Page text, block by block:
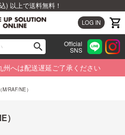
) 以上で送料無料！
LOG IN
search Official
SNS
へは配送遅延ご了承ください
RAF/NE）
）